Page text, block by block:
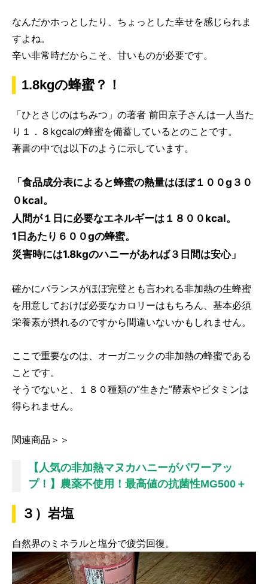
なんだかホっとしたり、ちょっとした幸せを感じられま
すよね。
辛い非常時だからこそ、甘いものが必要です。
1.8kgの蜂蜜？！
「ひとさじのはちみつ」の著者 前田京子さんは一人当た
り１．８kgcalの蜂蜜を備蓄しているとのことです。
著書の中では以下のように示しています。
「食品成分表によると蜂蜜の熱量はほぼ１００g３０
０kcal。
人間が１日に必要なエネルギーは１８００kcal。
1日あたり６００gの蜂蜜。
災害時には1.8kgのハニーがあれば３日間は安心」
確かにバランスがほぼ完璧とも言われる非加熱の生蜂蜜
を用意しておけば必要なカロリーはもちろん、基本必須
栄養素が摂れるのですから間違いないかもしれません。
ここで重要なのは、オーガニックの非加熱の蜂蜜である
ことです。
そうでないと、１８０種類の”生きた”酵素やビタミンは
得られません。
関連商品＞＞
【人気の非加熱マヌカハニーがパワーアッ
プ！】農薬不使用！最高値の抗菌性MG500＋
３）岩塩
自然界のミネラルと塩分で疲労回復。